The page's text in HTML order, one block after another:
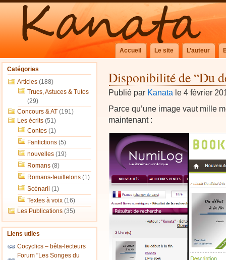
Accueil Le site L’auteur
Catégories
Articles (188)
Trucs, Astuces & Tutos
(29)
Concours & AT (191)
Les écrits (51)
Contes (1)
Fanfictions (5)
nouvelles (19)
Romans (8)
Romans-feuilletons (1)
Scénarii (1)
Textes à voix (16)
Les Publications (35)
Liens utiles
Cocyclics – bêta-lecteurs
Forum "Les Songes du
Disponibilité de “Du
Publié par Kanata le 4 février
Parce qu’une image vaut mille
maintenant :